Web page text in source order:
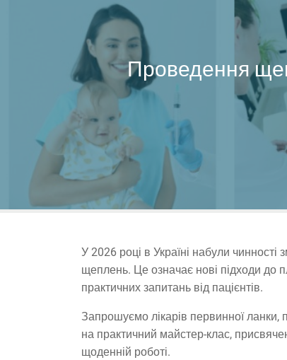
Проведення
У 2026 році в Україні набули
щеплень. Це означає нові підходи до
практичних запитань від пацієнтів.
Запрошуємо лікарів первинної ланки,
на практичний майстер-клас,
щоденній роботі.